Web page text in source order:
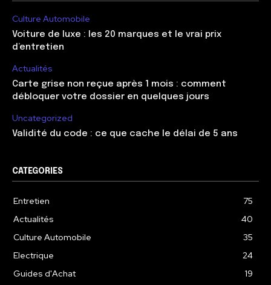
Culture Automobile
Voiture de luxe : les 20 marques et le vrai prix
d’entretien
Actualités
Carte grise non reçue après 1 mois : comment
débloquer votre dossier en quelques jours
Uncategorized
Validité du code : ce que cache le délai de 5 ans
CATEGORIES
Entretien
75
Actualités
40
Culture Automobile
35
Electrique
24
Guides d'Achat
19